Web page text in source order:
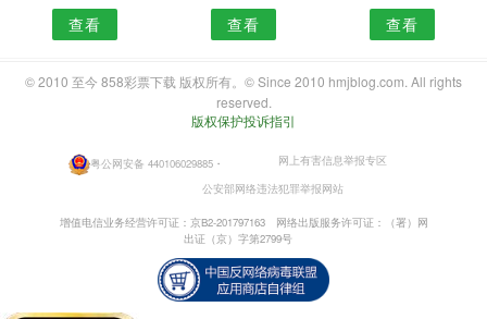
查看 查看 查看
© 2010 至今 858彩票下载 版权所有。© Since 2010 hmjblog.com. All rights
reserved.
版权保护投诉指引
粤公网安备 440106029885・
网上有害信息举报专区
公安部网络违法犯罪举报网站
增值电信业务经营许可证：京B2-201797163
网络出版服务许可证：（署）网
出证（京）字第2799号